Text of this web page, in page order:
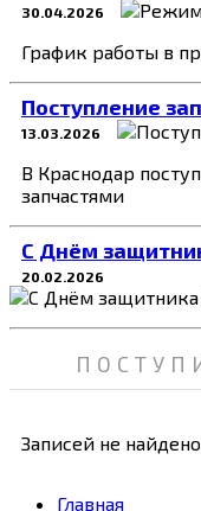
30.04.2026
График работы в
Поступление
13.03.2026
В Краснодар
запчастями
C Днём
20.02.2026
Записей не найдено.
Главная